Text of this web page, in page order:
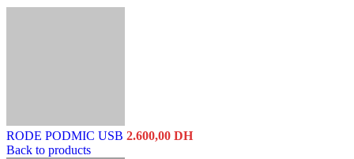
RODE PODMIC USB 2.600,00 DH
Back to products